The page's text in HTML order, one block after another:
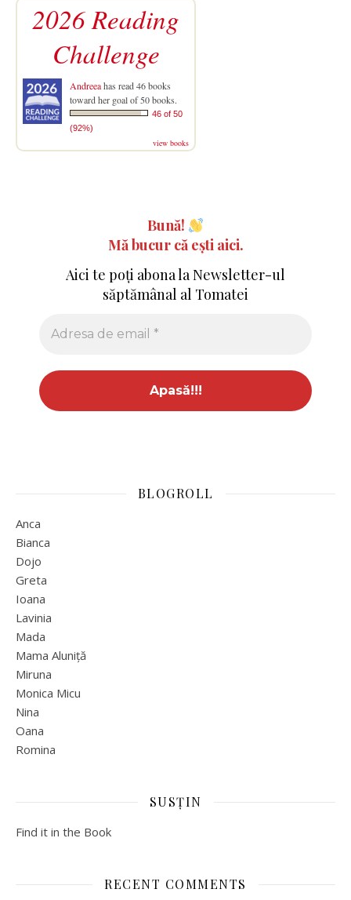
2026 Reading
Challenge
Andreeahas read 46 books
toward her goal of 50 books.
46 of 50
(92%)
view books
Bună!
Mă bucur că ești aici.
Aici te poți abona la Newsletter-ul
săptămânal al Tomatei
BLOGROLL
Anca
Bianca
Dojo
Greta
Ioana
Lavinia
Mada
Mama Aluniță
Miruna
Monica Micu
Nina
Oana
Romina
SUSȚIN
Find it in the Book
RECENT COMMENTS